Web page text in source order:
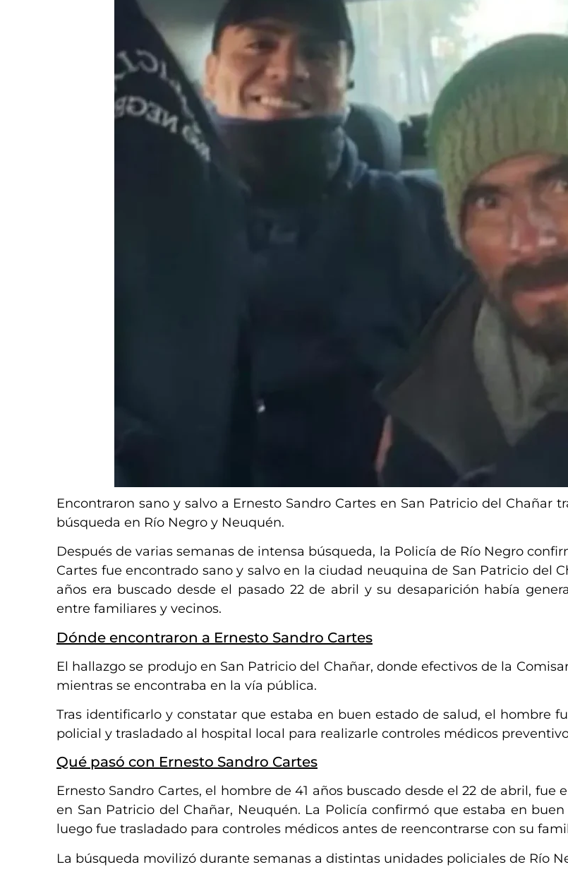
Encontraron sano y salvo a Ernesto Sandro Cartes en San Patricio del Chañar
búsqueda en Río Negro y Neuquén.
Después de varias semanas de intensa búsqueda, la Policía de Río Negro
Cartes fue encontrado sano y salvo en la ciudad neuquina de San Patricio del
años era buscado desde el pasado 22 de abril y su desaparición había
entre familiares y vecinos.
Dónde encontraron a Ernesto Sandro Cartes
El hallazgo se produjo en San Patricio del Chañar, donde efectivos de la
mientras se encontraba en la vía pública.
Tras identificarlo y constatar que estaba en buen estado de salud, el hombre
policial y trasladado al hospital local para realizarle controles médicos
Qué pasó con Ernesto Sandro Cartes
Ernesto Sandro Cartes, el hombre de 41 años buscado desde el 22 de abril, fue
en San Patricio del Chañar, Neuquén. La Policía confirmó que estaba en
luego fue trasladado para controles médicos antes de reencontrarse con su
La búsqueda movilizó durante semanas a distintas unidades policiales de Río